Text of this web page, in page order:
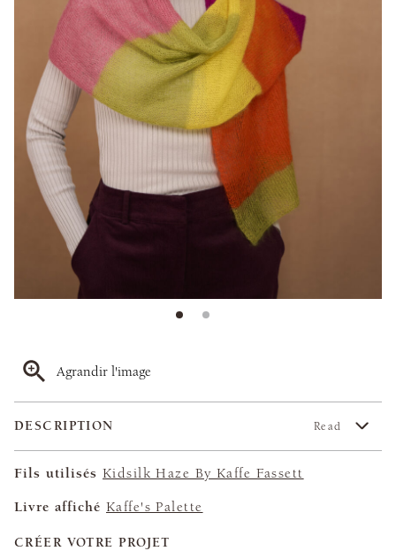
Agrandir l'image
DESCRIPTION Read
Fils utilisés Kidsilk Haze By Kaffe Fassett
Livre affiché Kaffe's Palette
CRÉER VOTRE PROJET